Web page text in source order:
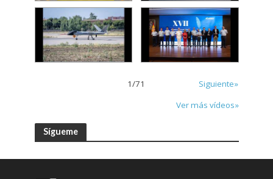
1/71
Siguiente»
Ver más vídeos»
Sígueme